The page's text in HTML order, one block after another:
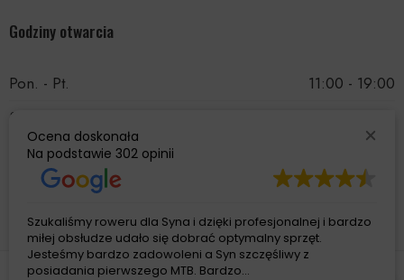
Godziny otwarcia
Pon. - Pt.
11:00 - 19:00
Sobota
Niedziela
Ocena doskonała
Na podstawie 302 opinii
Szukaliśmy roweru dla Syna i dzięki profesjonalnej i bardzo
miłej obsłudze udało się dobrać optymalny sprzęt.
Jesteśmy bardzo zadowoleni a Syn szczęśliwy z
posiadania pierwszego MTB. Bardzo